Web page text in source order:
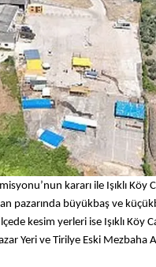
kararı ile Işıklı Köy
pazarında büyükbaş ve
kesim yerleri ise Işıklı Köy
Yeri ve Tirilye Eski Mezbaha